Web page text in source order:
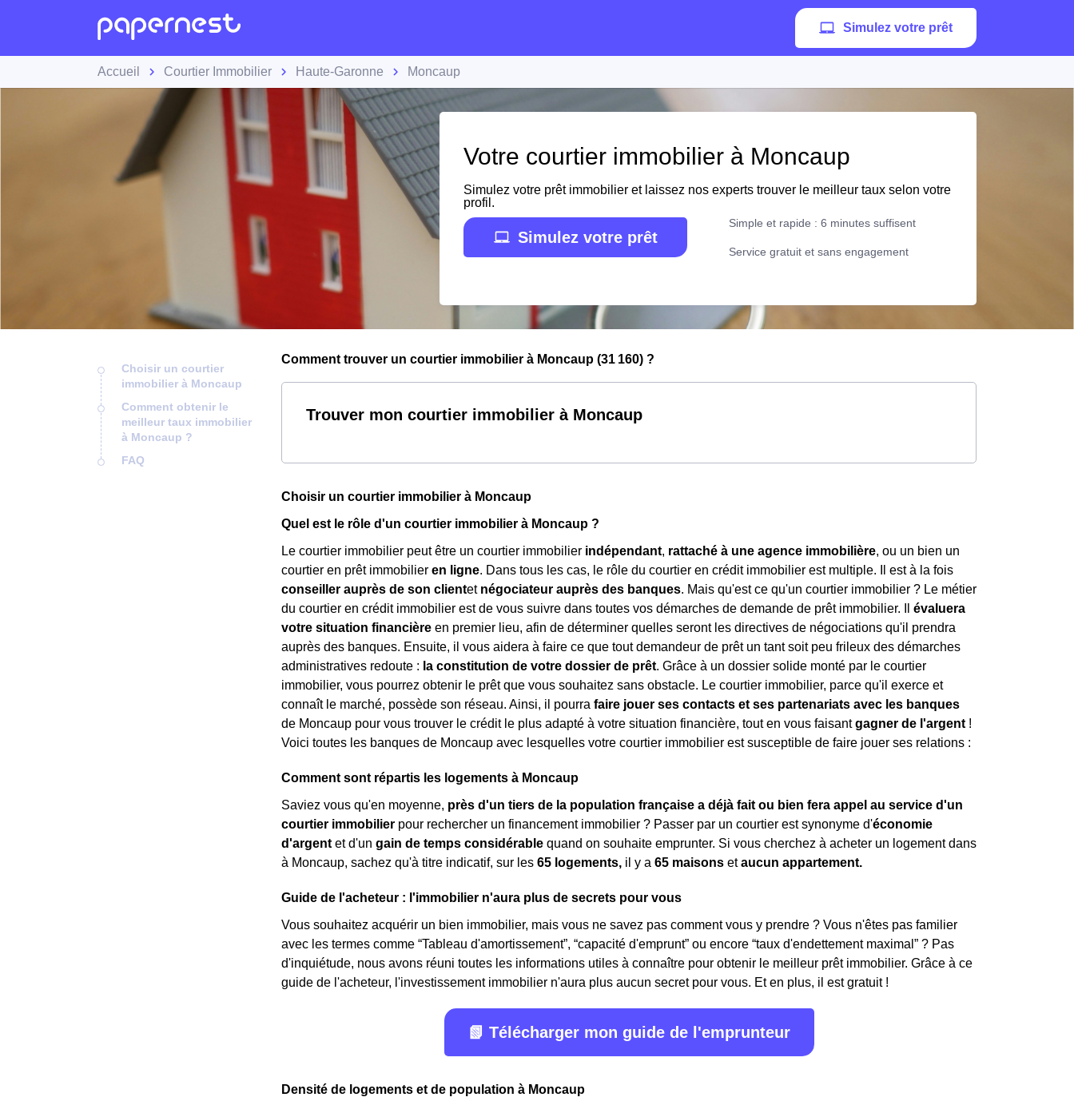
Simulez votre prêt
Accueil Courtier Immobilier Haute-Garonne Moncaup
Votre courtier immobilier à Moncaup
Simulez votre prêt immobilier et laissez nos experts trouver le meilleur taux selon votre
profil.
Simulez votre prêt
Simple et rapide : 6 minutes suffisent
Service gratuit et sans engagement
Choisir un courtier
immobilier à Moncaup
Comment obtenir le
meilleur taux immobilier
à Moncaup ?
FAQ
Comment trouver un courtier immobilier à Moncaup (31 160) ?
Trouver mon courtier immobilier à Moncaup
Choisir un courtier immobilier à Moncaup
Quel est le rôle d'un courtier immobilier à Moncaup ?
Le courtier immobilier peut être un courtier immobilier indépendant, rattaché à une agence immobilière, ou un bien un
courtier en prêt immobilier en ligne. Dans tous les cas, le rôle du courtier en crédit immobilier est multiple. Il est à la fois
conseiller auprès de son clientet négociateur auprès des banques. Mais qu'est ce qu'un courtier immobilier ? Le métier
du courtier en crédit immobilier est de vous suivre dans toutes vos démarches de demande de prêt immobilier. Il évaluera
votre situation financière en premier lieu, afin de déterminer quelles seront les directives de négociations qu'il prendra
auprès des banques. Ensuite, il vous aidera à faire ce que tout demandeur de prêt un tant soit peu frileux des démarches
administratives redoute : la constitution de votre dossier de prêt. Grâce à un dossier solide monté par le courtier
immobilier, vous pourrez obtenir le prêt que vous souhaitez sans obstacle. Le courtier immobilier, parce qu'il exerce et
connaît le marché, possède son réseau. Ainsi, il pourra faire jouer ses contacts et ses partenariats avec les banques
de Moncaup pour vous trouver le crédit le plus adapté à votre situation financière, tout en vous faisantgagner de l'argent !
Voici toutes les banques de Moncaup avec lesquelles votre courtier immobilier est susceptible de faire jouer ses relations :
Comment sont répartis les logements à Moncaup
Saviez vous qu'en moyenne, près d'un tiers de la population française a déjà fait ou bien fera appel au service d'un
courtier immobilier pour rechercher un financement immobilier ? Passer par un courtier est synonyme d'économie
d'argent et d'un gain de temps considérable quand on souhaite emprunter. Si vous cherchez à acheter un logement dans
à Moncaup, sachez qu'à titre indicatif, sur les 65 logements, il y a 65 maisons etaucun appartement.
Guide de l'acheteur : l'immobilier n'aura plus de secrets pour vous
Vous souhaitez acquérir un bien immobilier, mais vous ne savez pas comment vous y prendre ? Vous n'êtes pas familier
avec les termes comme “Tableau d'amortissement”, “capacité d'emprunt” ou encore “taux d'endettement maximal” ? Pas
d'inquiétude, nous avons réuni toutes les informations utiles à connaître pour obtenir le meilleur prêt immobilier. Grâce à ce
guide de l'acheteur, l'investissement immobilier n'aura plus aucun secret pour vous. Et en plus, il est gratuit !
📗 Télécharger mon guide de l'emprunteur
Densité de logements et de population à Moncaup